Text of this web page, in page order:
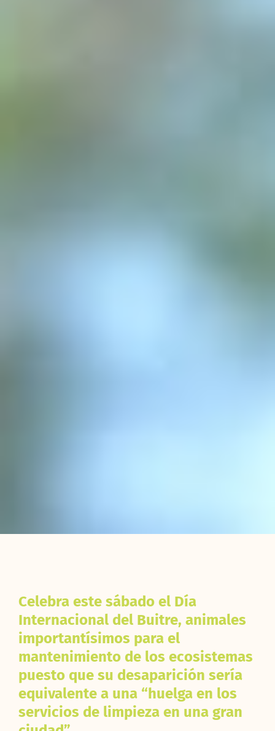
Celebra este sábado el Día
Internacional del Buitre, animales
importantísimos para el
mantenimiento de los ecosistemas
puesto que su desaparición sería
equivalente a una “huelga en los
servicios de limpieza en una gran